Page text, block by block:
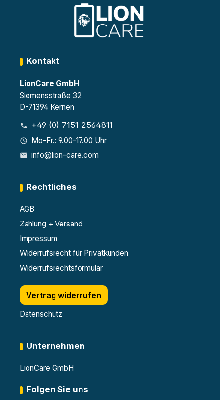
Kontakt
LionCare GmbH
Siemensstraße 32
D-71394 Kernen
+49 (0) 7151 2564811
Mo-Fr.: 9.00-17.00 Uhr
info@lion-care.com
Rechtliches
AGB
Zahlung + Versand
Impressum
Widerrufsrecht für Privatkunden
Widerrufsrechtsformular
Vertrag widerrufen
Datenschutz
Unternehmen
LionCare GmbH
Folgen Sie uns